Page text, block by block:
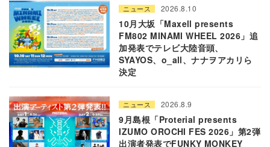
ニュース 2026.8.10
10月大坂「Maxell presents
FM802 MINAMI WHEEL 2026」追
加発表でテレビ大陸音頭、
SYAYOS、o_all、ナナヲアカリら
決定
ニュース 2026.8.9
9月島根「Proterial presents
IZUMO OROCHI FES 2026」第2弾
出演者発表でFUNKY MONKEY